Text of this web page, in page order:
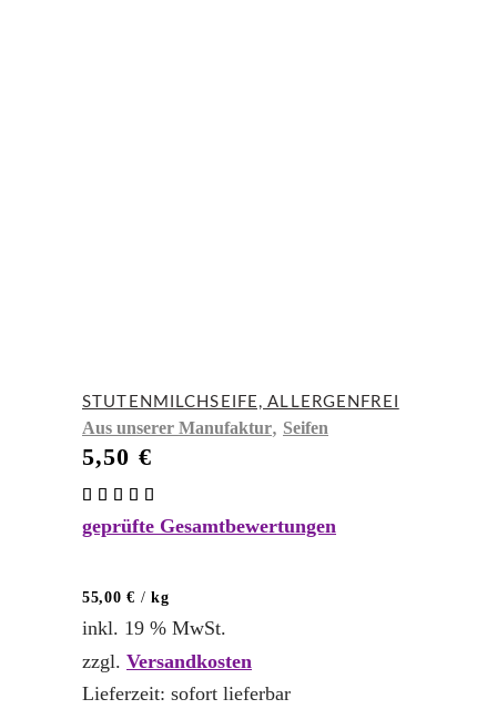
STUTENMILCHSEIFE, ALLERGENFREI
Aus unserer Manufaktur, Seifen
5,50 €
5.00
geprüfte Gesamtbewertungen
55,00€ /kg
inkl. 19 % MwSt.
zzgl. Versandkosten
Lieferzeit: sofort lieferbar